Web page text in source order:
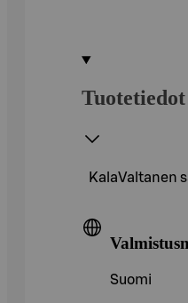
Tuotetiedot
KalaValtanen
Suomi